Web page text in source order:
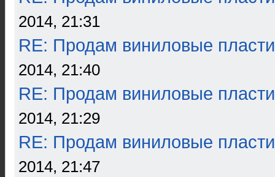
2014, 21:31
RE: Продам виниловые
2014, 21:40
RE: Продам виниловые
2014, 21:29
RE: Продам виниловые
2014, 21:47